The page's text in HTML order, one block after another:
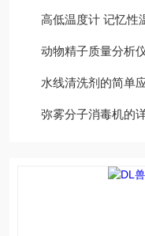
高低温度计 记忆性
动物精子质量分析
水线清洗剂的简单
弥雾分子消毒机的